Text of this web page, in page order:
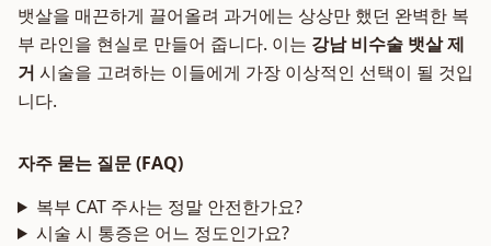
뱃살을 매끈하게 끌어올려 과거에는 상상만 했던 완벽한 복
부 라인을 현실로 만들어 줍니다. 이는 강남 비수술 뱃살 제
거 시술을 고려하는 이들에게 가장 이상적인 선택이 될 것입
니다.
자주 묻는 질문 (FAQ)
복부 CAT 주사는 정말 안전한가요?
시술 시 통증은 어느 정도인가요?